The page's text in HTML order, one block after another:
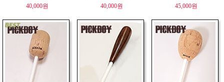
40,000원
40,000원
45,000원